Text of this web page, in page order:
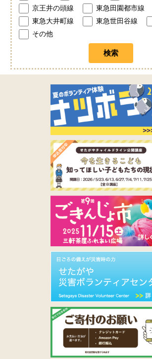
京王井の頭線
東急田園都市線
東急大井町線
東急世田谷線
その他